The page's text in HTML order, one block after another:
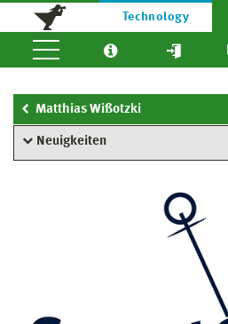
Technology
Matthias Wißotzki
Neuigkeiten